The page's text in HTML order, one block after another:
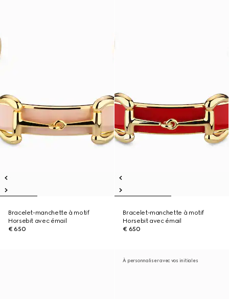
Bracelet-manchette à motif
Horsebit avec émail
€ 650
Bracelet-manchette à motif
Horsebit avec émail
€ 650
À personnaliser avec vos initiales